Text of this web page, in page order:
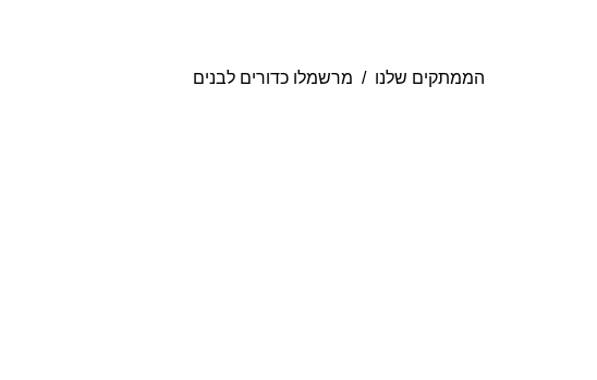
הממתקים שלנו מרשמלו כדורים לבנים